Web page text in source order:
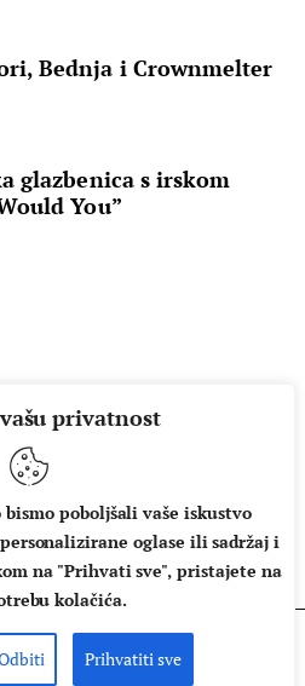
privatnost
poboljšali vaše iskustvo
oglase ili sadržaj i
na "Prihvati sve", pristajete na
kolačića.
Prihvatiti sve
Bednja i Crownmelter
glazbenica s irskom
You”
UVJETI KORIŠTENJA
Box - All rights reserved.